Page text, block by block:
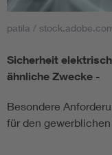
Smart Cities
DKE
Blitzschutz: DIN
patila /
Sicherheit
ähnliche Zwecke -
Besondere
für den